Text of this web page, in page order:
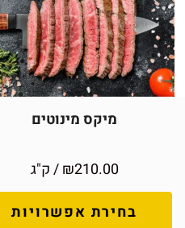
מיקס מינוטים
₪210.00
/ ק"ג
בחירת אפשרויות